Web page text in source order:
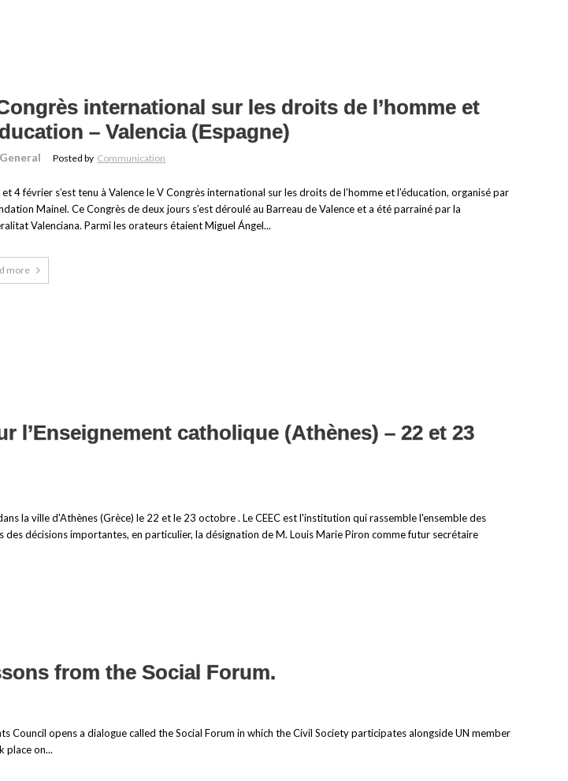
international sur les droits de l’homme et
– Valencia (Espagne)
General Posted by Communication
et 4 février s’est tenu à Valence le V Congrès international sur les droits de l’homme et l’éducation, organisé par
Mainel. Ce Congrès de deux jours s’est déroulé au Barreau de Valence et a été parrainé par la
Valenciana. Parmi les orateurs étaient Miguel Ángel...
more
l’Enseignement catholique (Athènes) – 22 et 23
la ville d'Athènes (Grèce) le 22 et le 23 octobre . Le CEEC est l'institution qui rassemble l'ensemble des
décisions importantes, en particulier, la désignation de M. Louis Marie Piron comme futur secrétaire
from the Social Forum.
Council opens a dialogue called the Social Forum in which the Civil Society participates alongside UN member
place on...